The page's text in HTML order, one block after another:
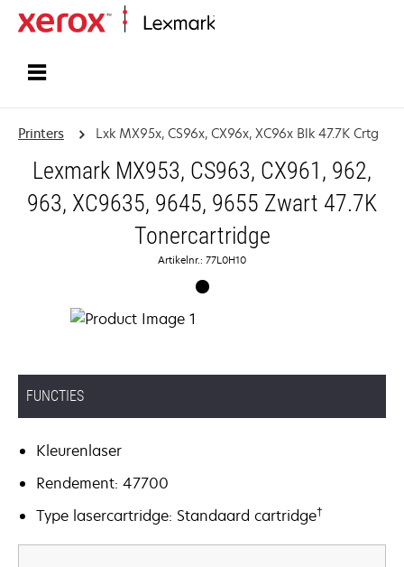
Printers Lxk MX95x, CS96x, CX96x, XC96x Blk 47.7K Crtg
Lexmark MX953, CS963, CX961, 962,
963, XC9635, 9645, 9655 Zwart 47.7K
Tonercartridge
Artikelnr.: 77L0H10
FUNCTIES
Kleurenlaser
Rendement: 47700
Type lasercartridge: Standaard cartridge†